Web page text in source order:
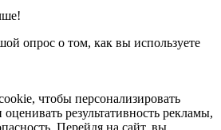
опрос о том, как вы используете
чтобы персонализировать
оценивать результативность рекламы,
Перейдя на сайт, вы